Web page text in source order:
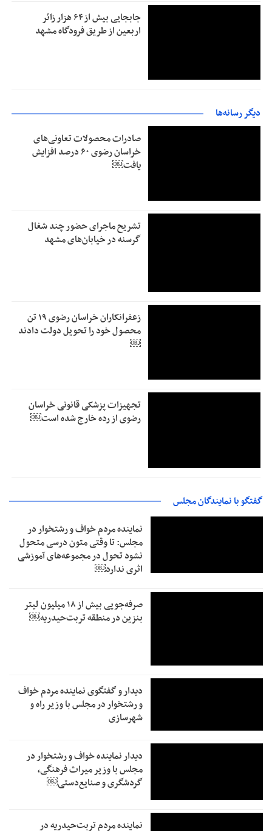
جابجایی بیش از ۶۴ هزار زائر
اربعین از طریق فرودگاه مشهد
دیگر رسانه‌ها
صادرات محصولات تعاونی‌های
خراسان رضوی ۶۰ درصد افزایش
یافت￼
تشریح ماجرای حضور چند شغال
گرسنه در خیابان‌های مشهد
زعفرانکاران خراسان رضوی ۱۹ تن
محصول خود را تحویل دولت دادند
￼
تجهیزات پزشکی قانونی خراسان
رضوی از رده خارج شده است￼
گفتگو با نمایندگان مجلس
نماینده مردم خواف و رشتخوار در
مجلس: تا وقتی متون درسی متحول
نشود تحول در مجموعه‌های آموزشی
اثری ندارد￼
صرفه‌جویی بیش از ۱۸ میلیون لیتر
بنزین در منطقه تربت‌حیدریه￼
دیدار و گفتگوی نماینده مردم خواف
و رشتخوار در مجلس با وزیر راه و
شهرسازی
دیدار نماینده خواف و رشتخوار در
مجلس با وزیر میراث فرهنگی،
گردشگری و صنایع‌دستی￼
نماینده مردم تربت‌حیدریه در